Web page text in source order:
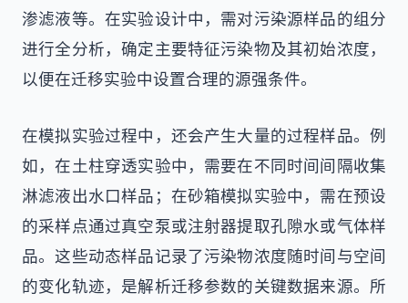
渗滤液等。在实验设计中，需对污染源样品的组分
进行全分析，确定主要特征污染物及其初始浓度，
以便在迁移实验中设置合理的源强条件。
在模拟实验过程中，还会产生大量的过程样品。例
如，在土柱穿透实验中，需要在不同时间间隔收集
淋滤液出水口样品；在砂箱模拟实验中，需在预设
的采样点通过真空泵或注射器提取孔隙水或气体样
品。这些动态样品记录了污染物浓度随时间与空间
的变化轨迹，是解析迁移参数的关键数据来源。所